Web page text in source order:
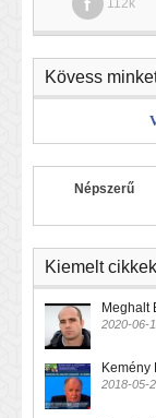
Kövess
Népszerű
Kiemelt cikkek
Meghalt
2020-06-
Kemény
2018-05-